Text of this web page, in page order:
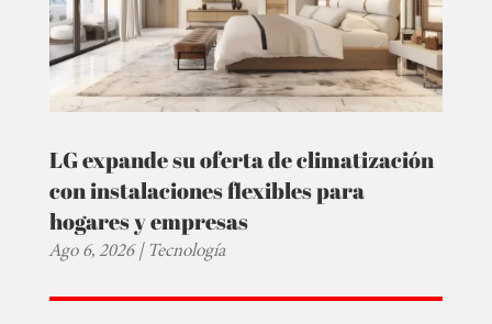
LG expande su oferta de climatización
con instalaciones flexibles para
hogares y empresas
Ago 6, 2026|Tecnología